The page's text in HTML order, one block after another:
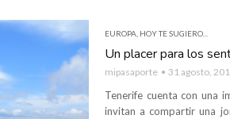
EUROPA HOY TE SUGIERO...
Un placer para los
mipasaporte 31 agosto,
Tenerife cuenta con una
invitan a compartir una